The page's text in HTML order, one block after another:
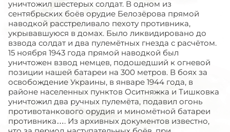
уничтожил шестерых солдат. В одном из
сентябрьских боёв орудие Белозёрова прямой
наводкой расстреливало пехоту противника,
укрывавшуюся в домах. Было ликвидировано до
взвода солдат и два пулемётных гнезда с расчётом.
15 ноября 1943 года прямой наводкой был
уничтожен взвод немцев, подошедший к огневой
позиции нашей батареи на 300 метров. В боях за
освобождение Украины, в январе 1944 года, в
районе населенных пунктов Оситняжка и Тишковка
уничтожил два ручных пулемёта, подавил огонь
противотанкового орудия и миномётной батареи
противника…. Из архивных документов известно,